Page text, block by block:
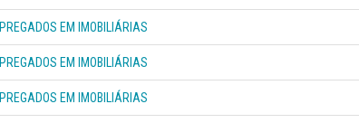
EM IMOBILIÁRIAS
EM IMOBILIÁRIAS
EM IMOBILIÁRIAS